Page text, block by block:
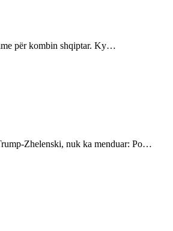
për kombin shqiptar. Ky…
Zhelenski, nuk ka menduar: Po…